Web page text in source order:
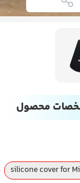
محصول
silicone cover for